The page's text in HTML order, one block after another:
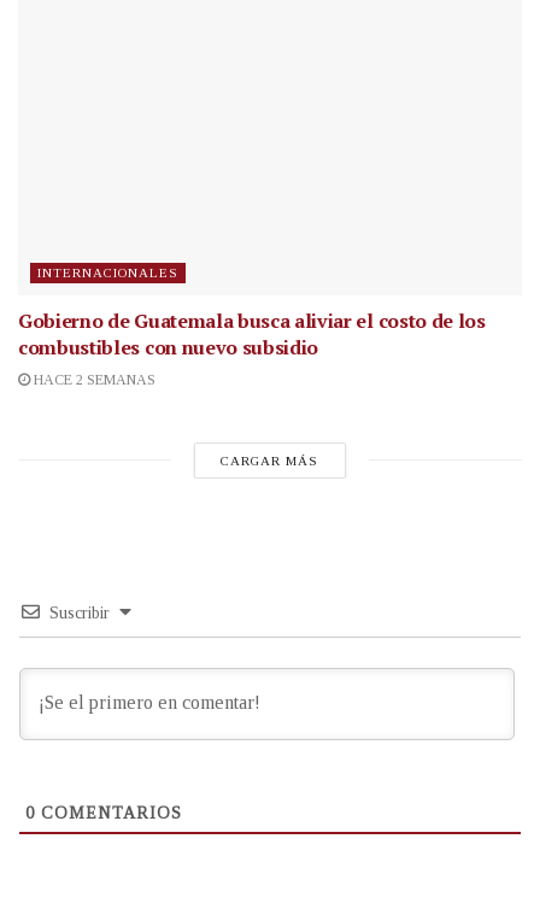
INTERNACIONALES
Gobierno de Guatemala busca aliviar el costo de los
combustibles con nuevo subsidio
HACE 2 SEMANAS
CARGAR MÁS
Suscribir
0 COMENTARIOS